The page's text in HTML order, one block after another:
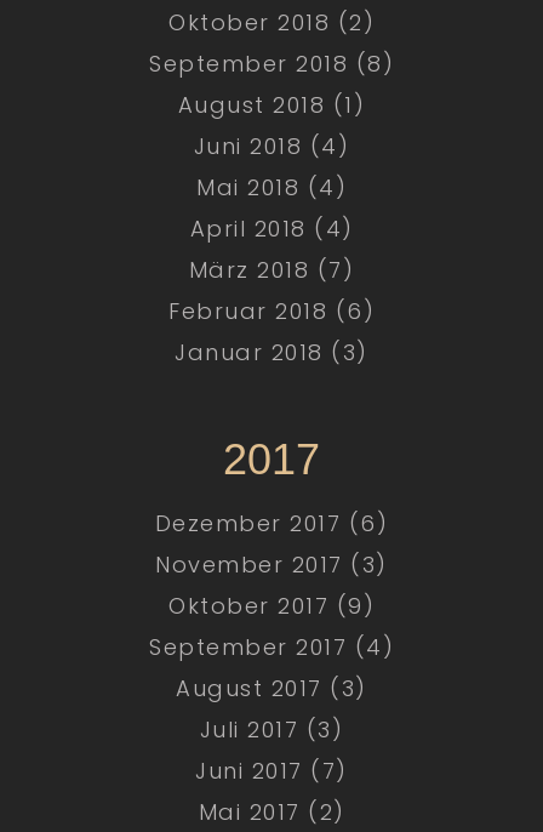
Oktober 2018 (2)
September 2018 (8)
August 2018 (1)
Juni 2018 (4)
Mai 2018 (4)
April 2018 (4)
März 2018 (7)
Februar 2018 (6)
Januar 2018 (3)
2017
Dezember 2017 (6)
November 2017 (3)
Oktober 2017 (9)
September 2017 (4)
August 2017 (3)
Juli 2017 (3)
Juni 2017 (7)
Mai 2017 (2)